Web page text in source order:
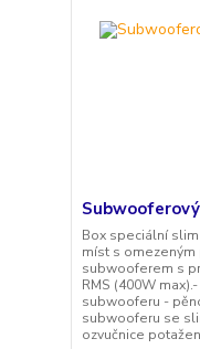
Box speciální
míst s
subwooferem s
RMS (400W
subwooferu -
subwooferu se
ozvučnice